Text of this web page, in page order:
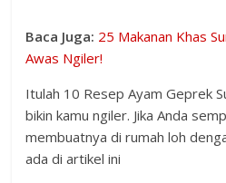
Baca Juga: 25 Makanan Khas
Awas Ngiler!
Itulah 10 Resep Ayam Geprek
bikin kamu ngiler. Jika Anda
membuatnya di rumah loh
ada di artikel ini